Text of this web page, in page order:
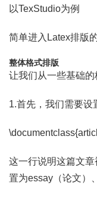
以TexStudio为例
简单进入Latex排版
整体格式排版
让我们从一些基础的
1.首先，我们需要设
这一行说明这篇文
置为essay（论文）